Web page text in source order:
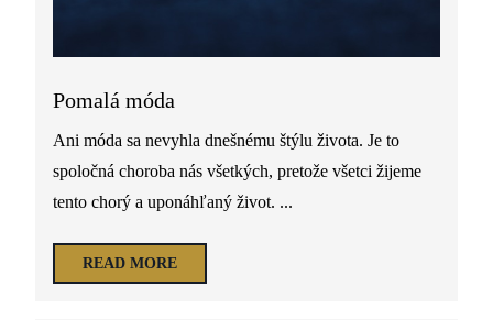
Pomalá móda
Ani móda sa nevyhla dnešnému štýlu života. Je to
spoločná choroba nás všetkých, pretože všetci žijeme
tento chorý a uponáhľaný život. ...
READ MORE